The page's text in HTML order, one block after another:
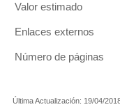
Valor estimado
Enlaces externos
Número de páginas
Última Actualización: 19/04/